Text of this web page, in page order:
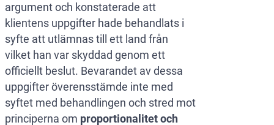
argument och konstaterade att
klientens uppgifter hade behandlats i
syfte att utlämnas till ett land från
vilket han var skyddad genom ett
officiellt beslut. Bevarandet av dessa
uppgifter överensstämde inte med
syftet med behandlingen och stred mot
principerna om proportionalitet och